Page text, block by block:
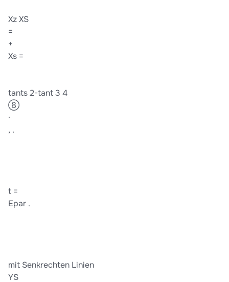
Xz XS
=
+
Xs =
tants 2-tant 3 4
⑧
·
, .
t =
Epar .
mit Senkrechten Linien
YS